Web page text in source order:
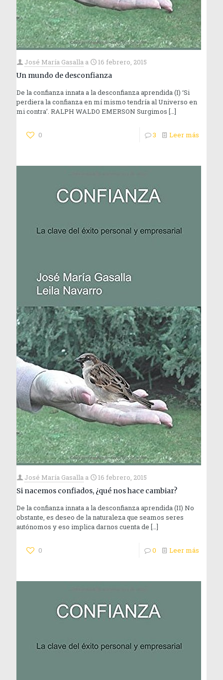
José María Gasalla a
16 febrero, 2015
Un mundo de desconfianza
De la confianza innata a la desconfianza aprendida (I) ‘Si
perdiera la confianza en mí mismo tendría al Universo en
mi contra’. RALPH WALDO EMERSON Surgimos […]
0 3 Leer más
José María Gasalla a
16 febrero, 2015
Si nacemos confiados, ¿qué nos hace cambiar?
De la confianza innata a la desconfianza aprendida (II) No
obstante, es deseo de la naturaleza que seamos seres
autónomos y eso implica darnos cuenta de […]
0 0 Leer más